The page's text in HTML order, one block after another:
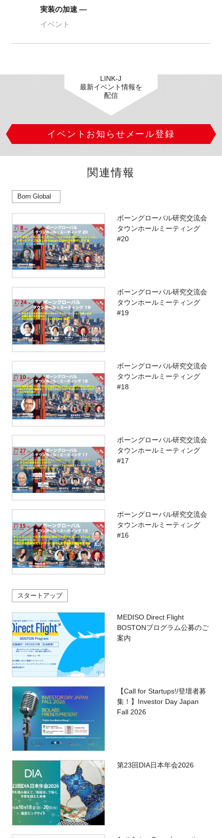
実装の加速 ―
イベント
LINK-J
最新イベント情報を
配信
イベントお知らせメール登録
関連情報
Born Global
ボーングローバル研究交流会
タウンホールミーティング
#20
ボーングローバル研究交流会
タウンホールミーティング
#19
ボーングローバル研究交流会
タウンホールミーティング
#18
ボーングローバル研究交流会
タウンホールミーティング
#17
ボーングローバル研究交流会
タウンホールミーティング
#16
スタートアップ
MEDISO Direct Flight
BOSTONプログラム公募のご
案内
【Call for Startups!/登壇者募
集！】Investor Day Japan
Fall 2026
第23回DIA日本年会2026